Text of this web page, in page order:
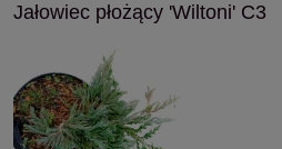
Jałowiec płożący 'Wiltoni' C3